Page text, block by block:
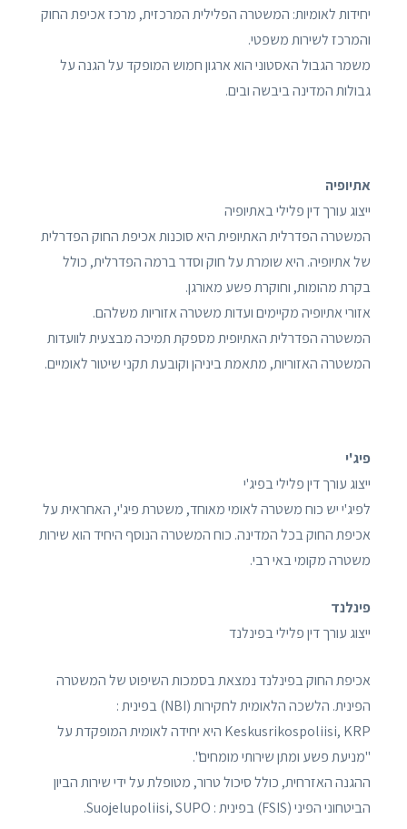
יחידות לאומיות: המשטרה הפלילית המרכזית, מרכז אכיפת החוק
והמרכז לשירות משפטי.
משמר הגבול האסטוני הוא ארגון חמוש המופקד על הגנה על
גבולות המדינה ביבשה ובים.
אתיופיה
ייצוג עורך דין פלילי באתיופיה
המשטרה הפדרלית האתיופית היא סוכנות אכיפת החוק הפדרלית
של אתיופיה. היא שומרת על חוק וסדר ברמה הפדרלית, כולל
בקרת מהומות, וחוקרת פשע מאורגן.
אזורי אתיופיה מקיימים ועדות משטרה אזוריות משלהם.
המשטרה הפדרלית האתיופית מספקת תמיכה מבצעית לוועדות
המשטרה האזוריות, מתאמת ביניהן וקובעת תקני שיטור לאומיים.
פיג'י
ייצוג עורך דין פלילי בפיג'י
לפיג'י יש כוח משטרה לאומי מאוחד, משטרת פיג'י, האחראית על
אכיפת החוק בכל המדינה. כוח המשטרה הנוסף היחיד הוא שירות
משטרה מקומי באי רבי.
פינלנד
ייצוג עורך דין פלילי בפינלנד
אכיפת החוק בפינלנד נמצאת בסמכות השיפוט של המשטרה
הפינית. הלשכה הלאומית לחקירות (NBI) בפינית :
Keskusrikospoliisi, KRP היא יחידה לאומית המופקדת על
"מניעת פשע ומתן שירותי מומחים".
ההגנה האזרחית, כולל סיכול טרור, מטופלת על ידי שירות הביון
הביטחוני הפיני (FSIS) בפינית : Suojelupoliisi, SUPO.